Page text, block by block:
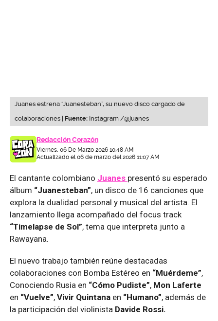
Juanes estrena “Juanesteban”, su nuevo disco cargado de
colaboraciones | Fuente: Instagram /@juanes
Redacción Corazón
Viernes, 06 De Marzo 2026 10:48 AM
Actualizado el 06 de marzo del 2026 11:07 AM
El cantante colombiano Juanes presentó su esperado
álbum “Juanesteban”, un disco de 16 canciones que
explora la dualidad personal y musical del artista. El
lanzamiento llega acompañado del focus track
“Timelapse de Sol”, tema que interpreta junto a
Rawayana.
El nuevo trabajo también reúne destacadas
colaboraciones con Bomba Estéreo en “Muérdeme”,
Conociendo Rusia en “Cómo Pudiste”, Mon Laferte
en “Vuelve”, Vivir Quintana en “Humano”, además de
la participación del violinista Davide Rossi.